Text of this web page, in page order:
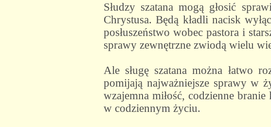
Słudzy szatana mogą głosić
Chrystusa. Będą kładli nacisk
posłuszeństwo wobec pastora i
sprawy zewnętrzne zwiodą wielu
Ale sługę szatana można łatwo
pomijają najważniejsze sprawy w
wzajemna miłość, codzienne
w codziennym życiu.